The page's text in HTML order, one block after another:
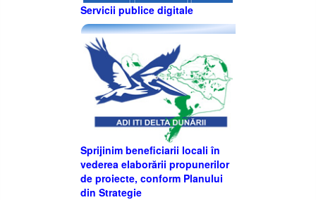
Servicii publice digitale
Sprijinim beneficiarii locali în
vederea elaborării propunerilor
de proiecte, conform Planului
din Strategie